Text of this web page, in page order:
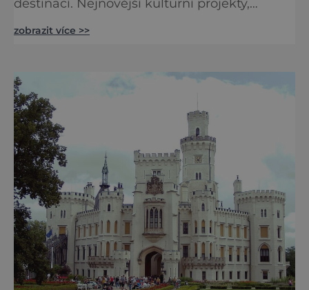
destinací. Nejnovější kulturní projekty,
rekonstrukce historických památek přitahují
moderní zážitky do jedinečné nabídky
turistických míst – přinášíme jejich výběr. Po
přibližně pětileté
zobrazit více >>